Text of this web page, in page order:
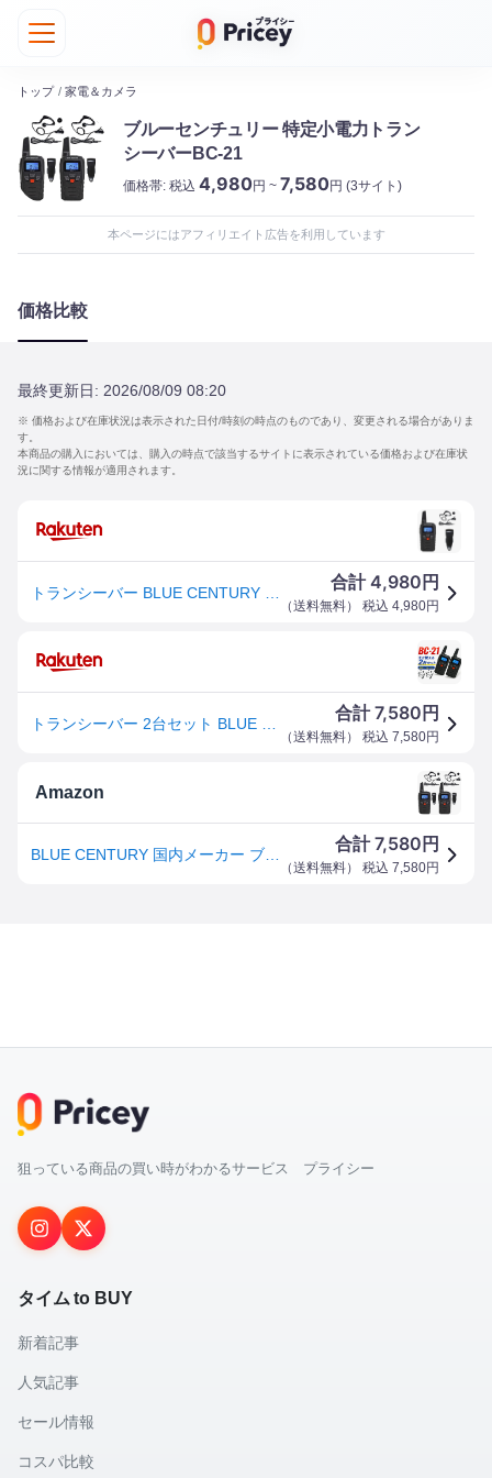
トップ / 家電＆カメラ
ブルーセンチュリー 特定小電力トラン
シーバーBC-21
価格帯: 税込 4,980円 ~ 7,580円 (3サイト)
本ページにはアフィリエイト広告を利用しています
価格比較
最終更新日: 2026/08/09 08:20
※ 価格および在庫状況は表示された日付/時刻の時点のものであり、変更される場合がありま
す。
本商品の購入においては、購入の時点で該当するサイトに表示されている価格および在庫状
況に関する情報が適用されます。
合計4,980 円
（送料無料） 税込 4,980円
合計7,580 円
（送料無料） 税込 7,580円
Amazon
合計7,580 円
（送料無料） 税込 7,580円
狙っている商品の買い時がわかるサービス プライシー
タイム to BUY
新着記事
人気記事
セール情報
コスパ比較